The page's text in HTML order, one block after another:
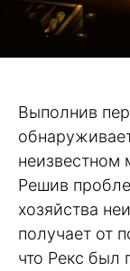
Выполнив
неизвестном
Решив
хозяйства
получает от
что Рекс был